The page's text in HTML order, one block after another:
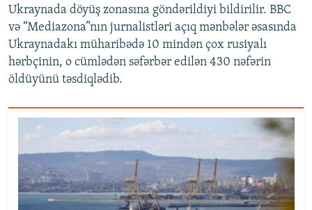
Ukraynada döyüş zonasına göndərildiyi bildirilir. BBC
və “Mediazona”nın jurnalistləri açıq mənbələr əsasında
Ukraynadakı müharibədə 10 mindən çox rusiyalı
hərbçinin, o cümlədən səfərbər edilən 430 nəfərin
öldüyünü təsdiqlədib.